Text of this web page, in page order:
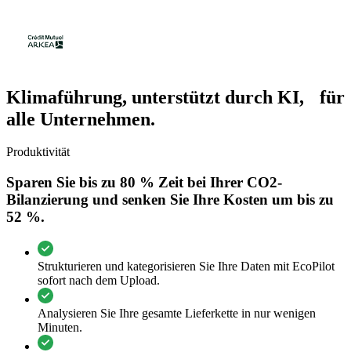
Klimaführung, unterstützt durch KI, für
alle Unternehmen.
Produktivität
Sparen Sie bis zu 80 % Zeit bei Ihrer CO2-
Bilanzierung und senken Sie Ihre Kosten um bis zu
52 %.
Strukturieren und kategorisieren Sie Ihre Daten mit EcoPilot
sofort nach dem Upload.
Analysieren Sie Ihre gesamte Lieferkette in nur wenigen
Minuten.